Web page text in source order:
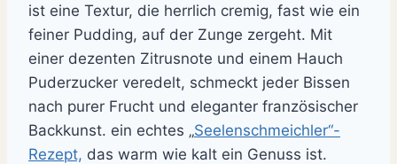
ist eine Textur, die herrlich cremig, fast wie ein
feiner Pudding, auf der Zunge zergeht. Mit
einer dezenten Zitrusnote und einem Hauch
Puderzucker veredelt, schmeckt jeder Bissen
nach purer Frucht und eleganter französischer
Backkunst. ein echtes „Seelenschmeichler“-
Rezept, das warm wie kalt ein Genuss ist.